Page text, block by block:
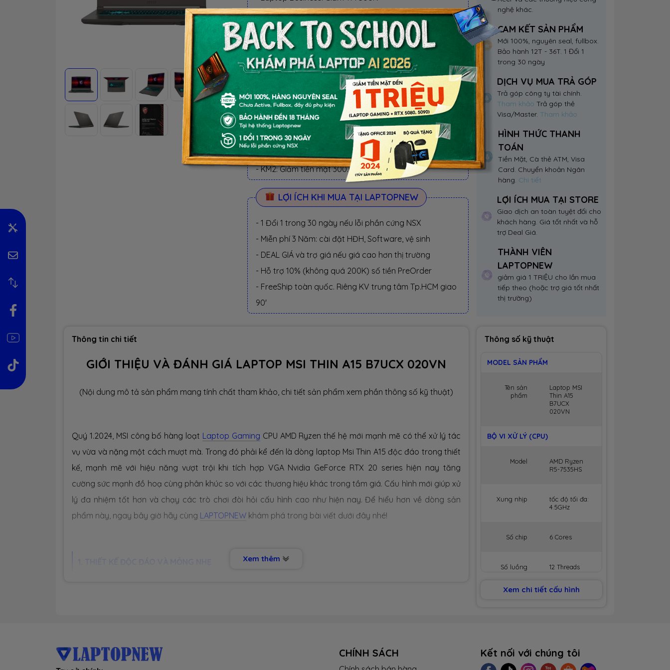
- Laptop RTX 5080, 5090: Giảm TM 1 TRIỆU
BỘ QUÀ TẶNG
✓ Balo MSI, Mouse Gaming
✓ Giá đỡ laptop, HDMI 4K, MousePad XXXL
BỘ QUÀ TẶNG
QUÀ TẶNG ƯU ĐÃI (CHỌN 1 TRONG KM):
- KM1: Balo laptop, Mouse Gaming, Mousepad
- KM2: Giảm tiền mặt 300.000 VND
LỢI ÍCH KHI MUA TẠI LAPTOPNEW
- 1 Đổi 1 trong 30 ngày nếu lỗi phần cứng NSX
- Miễn phí 3 Năm: cài đặt HĐH, Software, vệ sinh
- DEAL GIÁ và trợ giá nếu giá cao hơn thị trường
- Hỗ trợ 10% (không quá 200K) số tiền PreOrder
- FreeShip toàn quốc. Riêng KV trung tâm Tp.HCM giao
90'
nghệ khác.
CAM KẾT SẢN PHẨM
Mới 100%, nguyên seal, fullbox.
Bảo hành 12T - 36T. 1 Đổi 1
trong 30 ngày
DỊCH VỤ MUA TRẢ GÓP
Trả góp công ty tài chính.
Tham khảoTrả góp thẻ
Visa/Master. Tham khảo
HÌNH THỨC THANH
TOÁN
Tiền Mặt, Cà thẻ ATM, Visa
Card. Chuyển khoản Ngân
hàng. Chi tiết
LỢI ÍCH MUA TẠI STORE
Giao dịch an toàn tuyệt đối cho
khách hàng. Giá tốt nhất và hỗ
trợ Deal Giá.
THÀNH VIÊN
LAPTOPNEW
giảm giá 1 TRIỆU cho lần mua
tiếp theo (hoặc trợ giá tốt nhất
thị trường)
Thông số kỹ thuật
MODEL SẢN PHẨM
Tên sản
phẩm
Laptop MSI
Thin A15
B7UCX
020VN
BỘ VI XỬ LÝ (CPU)
Model
AMD Ryzen
R5-7535HS
Xung nhịp
tốc độ tối đa:
4.5GHz
Số chip 6 Cores
Số luồng 12 Threads
Dung lượng 8GB
Xem chi tiết cấu hình
Thông tin chi tiết
GIỚI THIỆU VÀ ĐÁNH GIÁ LAPTOP MSI THIN A15 B7UCX 020VN
(Nội dung mô tả sản phẩm mang tính chất tham khảo, chi tiết sản phẩm xem phần thông số kỹ thuật)
Quý 1.2024, MSI công bố hàng loạt Laptop Gaming CPU AMD Ryzen thế hệ mới mạnh mẽ có thể xử lý tác
vụ vừa và nặng một cách mượt mà. Trong đó phải kể đến là dòng laptop Msi Thin A15 độc đáo trong thiết
kế, mạnh mẽ với hiệu năng vượt trội khi tích hợp VGA Nvidia GeForce RTX 20 series hiện nay tăng
cường sức mạnh đồ hoạ cùng phân khúc so với các thương hiệu khác trong tầm giá. Cấu hình mới giúp xử
lý đa nhiệm tốt hơn và chạy các trò chơi đòi hỏi cấu hình cao như hiện nay. Để hiểu hơn về dòng sản
phẩm này, ngay bây giờ hãy cùng LAPTOPNEW khám phá trong bài viết dưới đây nhé!
- Chiếc Laptop Thin A15 có kích thước
(Dài x Rộng x Dày) và nặng 1.85 kg
đó chiếc laptop còn sở hữu
dung lượng tiêu chuẩn PIN hiện nay của dòng laptop gaming. Có
Xem thêm
CHÍNH SÁCH Kết nối với chúng tôi